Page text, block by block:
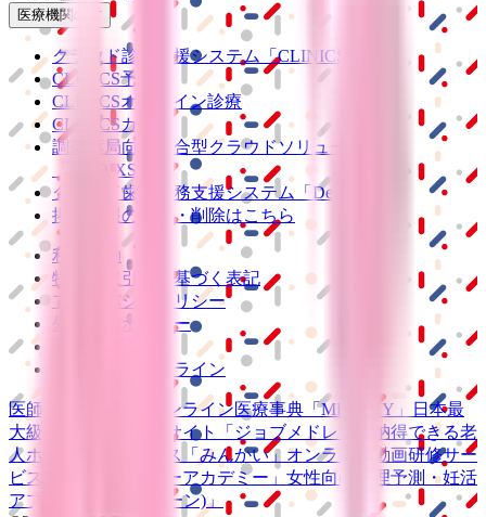
医療機関の方
クラウド診療 支援システム
「CLINICS」
CLINICS予約
CLINICSオンライン診療
CLINICSカルテ
調剤薬局向け統合型クラウドソリューション
「MEDIXS」
クラウド歯科業務支援システム
「Dentis」
掲載情報の修正・削除はこちら
利用規約
特定商取引法に基づく表記
プライバシーポリシー
外部送信ポリシー
ロゴ利用ガイドライン
医師たちがつくる オンライン医療事典 「MEDLEY」
日本最
大級の
医療介護求人サイト 「ジョブメドレー」 納得できる老
人ホーム紹介サービス
「みんかい」 オンライン
動画研修サー
ビス
「ジョブメドレーアカデミー」 女性向け
生理予測・妊活
アプリ
「Lalune(ラルーン)」